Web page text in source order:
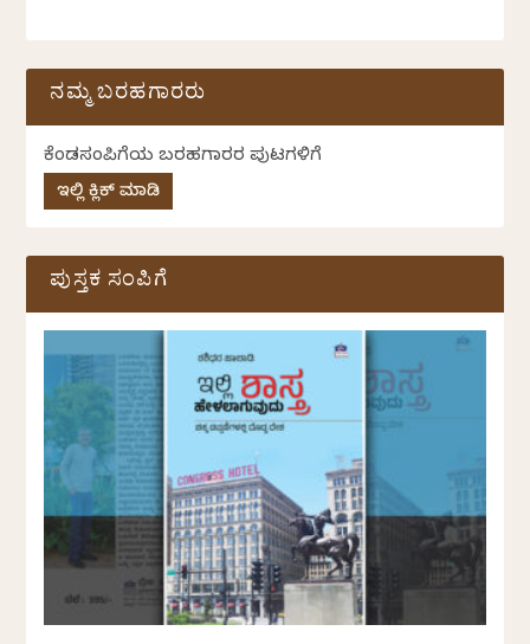
ನಮ್ಮ ಬರಹಗಾರರು
ಕೆಂಡಸಂಪಿಗೆಯ ಬರಹಗಾರರ ಪುಟಗಳಿಗೆ
ಇಲ್ಲಿ ಕ್ಲಿಕ್ ಮಾಡಿ
ಪುಸ್ತಕ ಸಂಪಿಗೆ